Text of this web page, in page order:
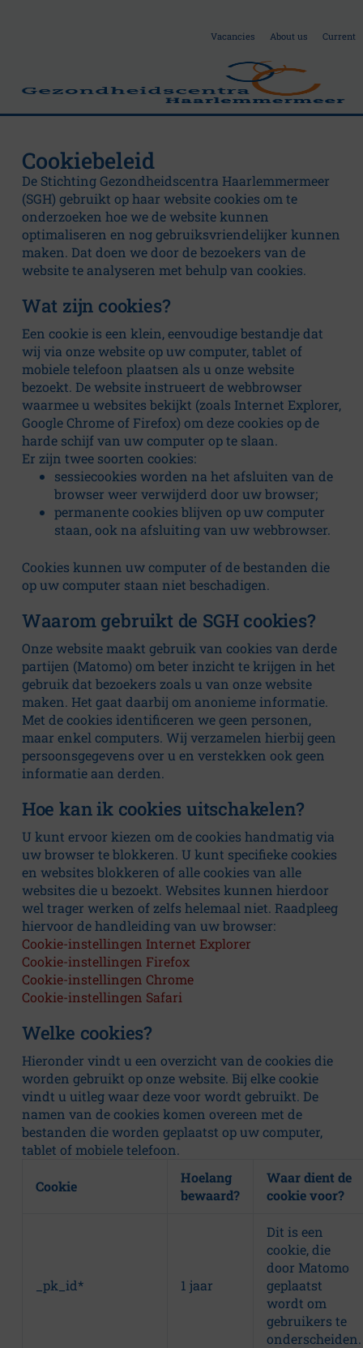
Vacancies About us Current
A
b
o
u
u
Algemeen
Missie
visie
Bestuur
toezicht
Jaarverslag
Klokkenluidersregeling
Cliëntenraad
Klachten en
complimenten
Privacybeleid
Kwaliteit
Cookiebeleid
De Stichting Gezondheidscentra Haarlemmermeer
(SGH) gebruikt op haar website cookies om te
onderzoeken hoe we de website kunnen
optimaliseren en nog gebruiksvriendelijker kunnen
maken. Dat doen we door de bezoekers van de
website te analyseren met behulp van cookies.
Wat zijn cookies?
Een cookie is een klein, eenvoudige bestandje dat
wij via onze website op uw computer, tablet of
mobiele telefoon plaatsen als u onze website
bezoekt. De website instrueert de webbrowser
waarmee u websites bekijkt (zoals Internet Explorer,
Google Chrome of Firefox) om deze cookies op de
harde schijf van uw computer op te slaan.
Er zijn twee soorten cookies:
sessiecookies worden na het afsluiten van de
browser weer verwijderd door uw browser;
permanente cookies blijven op uw computer
staan, ook na afsluiting van uw webbrowser.
Cookies kunnen uw computer of de bestanden die
op uw computer staan niet beschadigen.
Waarom gebruikt de SGH cookies?
Onze website maakt gebruik van cookies van derde
partijen (Matomo) om beter inzicht te krijgen in het
gebruik dat bezoekers zoals u van onze website
maken. Het gaat daarbij om anonieme informatie.
Met de cookies identificeren we geen personen,
maar enkel computers. Wij verzamelen hierbij geen
persoonsgegevens over u en verstekken ook geen
informatie aan derden.
Hoe kan ik cookies uitschakelen?
U kunt ervoor kiezen om de cookies handmatig via
uw browser te blokkeren. U kunt specifieke cookies
en websites blokkeren of alle cookies van alle
websites die u bezoekt. Websites kunnen hierdoor
wel trager werken of zelfs helemaal niet. Raadpleeg
hiervoor de handleiding van uw browser:
Cookie-instellingen Internet Explorer
Cookie-instellingen Firefox
Cookie-instellingen Chrome
Cookie-instellingen Safari
Welke cookies?
Hieronder vindt u een overzicht van de cookies die
worden gebruikt op onze website. Bij elke cookie
vindt u uitleg waar deze voor wordt gebruikt. De
namen van de cookies komen overeen met de
bestanden die worden geplaatst op uw computer,
tablet of mobiele telefoon.
Cookie
Hoelang
bewaard?
Waar dient de
cookie voor?
_pk_id* 1 jaar
Dit is een
cookie, die
door Matomo
geplaatst
wordt om
gebruikers te
onderscheiden.